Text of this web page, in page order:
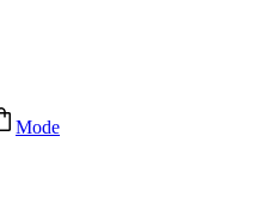
Mode